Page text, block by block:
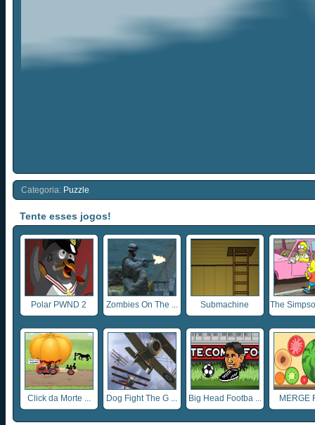
Categoria: Puzzle
Tente esses jogos!
Polar PWND 2 Zombies On The ... Submachine The
Click da Morte ... Dog Fight The G ... Big Head Footba ... MERGE